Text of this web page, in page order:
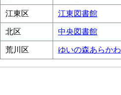
江東区 江東図書館
北区 中央図書館
荒川区 ゆいの森あらかわ